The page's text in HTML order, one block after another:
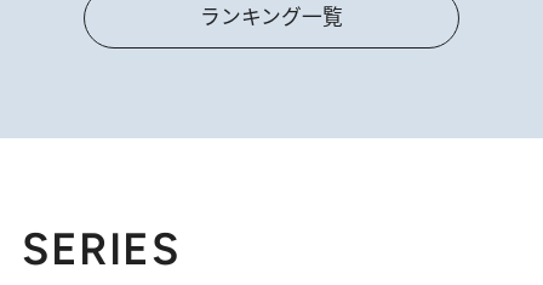
ランキング一覧
SERIES